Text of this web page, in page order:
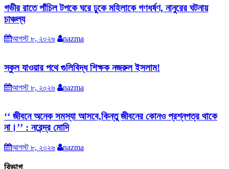
গভীর রাতে পাঁচিল টপকে ঘরে ঢুকে মহিলাকে গণধর্ষণ, নানুরের ঘটনায়
চাঞ্চল্য
আগস্ট ৮, ২০২৬ nazma
স্কুল যাওয়ার পথে গুলিবিদ্ধ শিক্ষক নজরুল ইসলাম!
আগস্ট ৮, ২০২৬ nazma
‘‘ জীবনে অনেক সমস্যা আসবে,কিন্তু জীবনের কোনও প্রশ্নপত্র থাকে
না।’’ : নরেন্দ্র মোদি
আগস্ট ৮, ২০২৬ nazma